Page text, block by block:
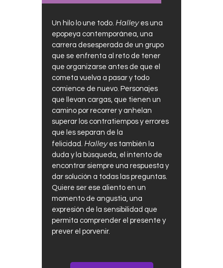
Un hilo lo une todo. Halleyes una
epopeya contemporánea, una
carrera desesperada de un grupo
que se enfrenta al reto de tener
que organizarse antes de que el
cometa vuelva a pasar y todo
comience de nuevo. Personajes
que llevan cargas, que tienen un
camino por recorrer y anhelan
superar los contratiempos y errores
que les separan de la
felicidad. Halleyes también la
duda y la búsqueda, el intento de
encontrar siempre una respuesta y
dar solución a todas las preguntas.
Quiere ser ese aliento en un
momento de angustia, una
expresión de la sensibilidad que
permita comprender el presente y
prever el porvenir.